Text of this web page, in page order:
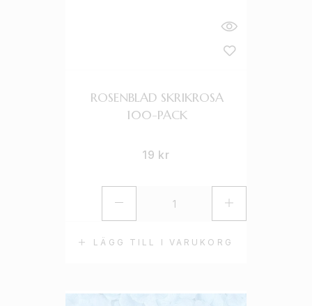
LÄGG TILL I VARUKORG
ROSENBLAD SKRIKROSA
100-PACK
19 kr